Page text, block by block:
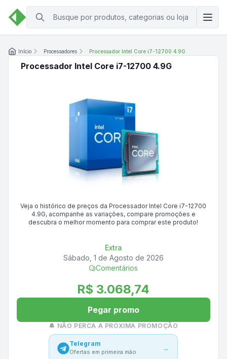
Início Processadores Processador Intel Core i7-12700 4.9G
Processador Intel Core i7-12700 4.9G
Veja o histórico de preços daProcessador Intel Core i7-12700
4.9G, acompanhe as variações, compare promoções e
descubra o melhor momento para comprar este produto!
Extra
Sábado, 1 de Agosto de 2026
Comentários
R$ 3.068,74
Pegar promo
🔔 NÃO PERCA A PRÓXIMA PROMOÇÃO
Telegram
Ofertas em primeira mão →